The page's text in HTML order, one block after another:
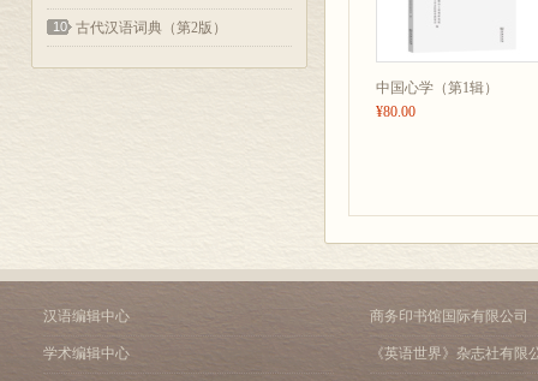
10 古代汉语词典（第2版）
中国心学（第1辑）
¥80.00
汉语编辑中心
学术编辑中心
商务印书馆国际有限公司
《英语世界》杂志社有限